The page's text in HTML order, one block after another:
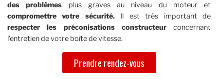
des problèmes plus graves au niveau du moteur et
compromettre votre sécurité.Il est très important de
respecter les préconisations constructeurconcernant
l’entretien de votre boîte de vitesse.
Prendre rendez-vous